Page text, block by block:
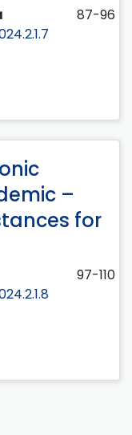
87-96
–
for
97-110